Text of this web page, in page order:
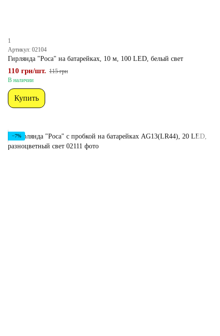
1
Артикул: 02104
Гирлянда "Роса" на батарейках, 10 м, 100 LED, белый свет
110 грн/шт. 115 грн
В наличии
Купить
−7%